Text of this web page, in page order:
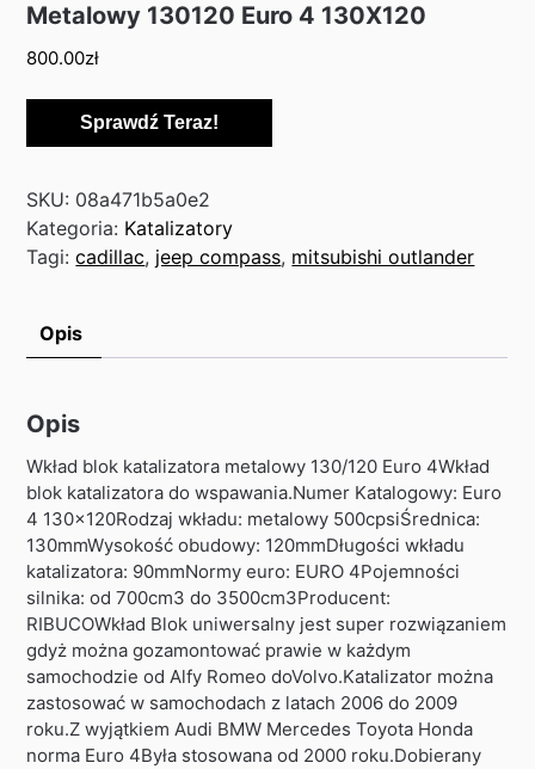
Metalowy 130120 Euro 4 130X120
800.00zł
Sprawdź Teraz!
SKU: 08a471b5a0e2
Kategoria: Katalizatory
Tagi:cadillac, jeep compass, mitsubishi outlander
Opis
Opis
Wkład blok katalizatora metalowy 130/120 Euro 4Wkład
blok katalizatora do wspawania.Numer Katalogowy: Euro
4 130x120Rodzaj wkładu: metalowy 500cpsiŚrednica:
130mmWysokość obudowy: 120mmDługości wkładu
katalizatora: 90mmNormy euro: EURO 4Pojemności
silnika: od 700cm3 do 3500cm3Producent:
RIBUCOWkład Blok uniwersalny jest super rozwiązaniem
gdyż można gozamontować prawie w każdym
samochodzie od Alfy Romeo doVolvo.Katalizator można
zastosować w samochodach z latach 2006 do 2009
roku.Z wyjątkiem Audi BMW Mercedes Toyota Honda
norma Euro 4Była stosowana od 2000 roku.Dobierany